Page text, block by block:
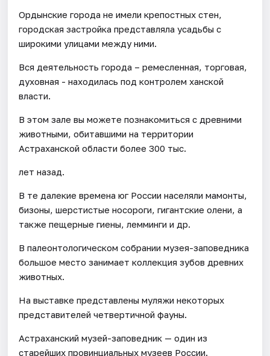
Ордынские города не имели крепостных стен,
городская застройка представляла усадьбы с
широкими улицами между ними.
Вся деятельность города – ремесленная, торговая,
духовная - находилась под контролем ханской
власти.
В этом зале вы можете познакомиться с древними
животными, обитавшими на территории
Астраханской области более 300 тыс.
лет назад.
В те далекие времена юг России населяли мамонты,
бизоны, шерстистые носороги, гигантские олени, а
также пещерные гиены, лемминги и др.
В палеонтологическом собрании музея-заповедника
большое место занимает коллекция зубов древних
животных.
На выставке представлены муляжи некоторых
представителей четвертичной фауны.
Астраханский музей-заповедник — один из
старейших провинциальных музеев России.